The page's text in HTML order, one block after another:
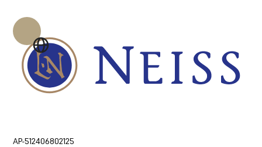
AP-512406802125